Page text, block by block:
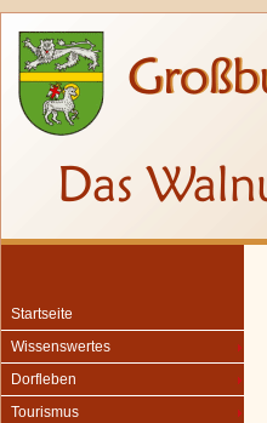
Startseite
Wissenswertes
Dorfleben
Tourismus